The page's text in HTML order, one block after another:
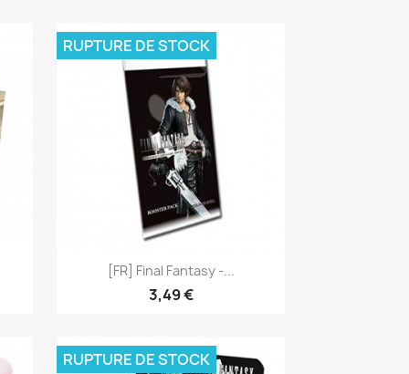
[FR] Final Fantasy -...
3,49 €
RUPTURE DE STOCK
Aperçu rapide
RUPTURE DE STOCK